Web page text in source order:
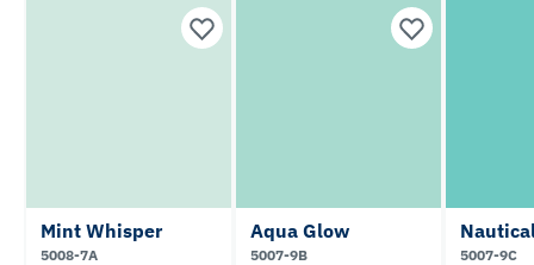
Mint Whisper
5008-7A
Aqua Glow
5007-9B 5007-9C